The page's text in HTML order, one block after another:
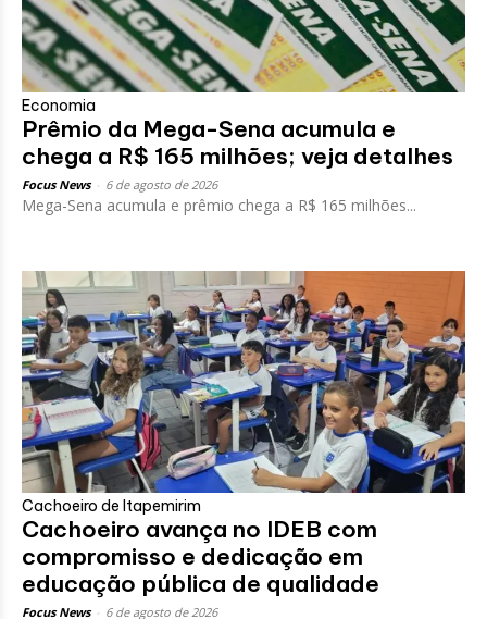
Economia
Prêmio da Mega-Sena acumula e
chega a R$ 165 milhões; veja detalhes
Focus News 6 de agosto de 2026
Mega-Sena acumula e prêmio chega a R$ 165 milhões...
Cachoeiro de Itapemirim
Cachoeiro avança no IDEB com
compromisso e dedicação em
educação pública de qualidade
Focus News 6 de agosto de 2026